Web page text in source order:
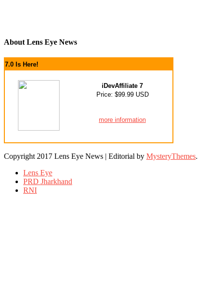
About Lens Eye News
7.0 Is Here!
iDevAffiliate 7
Price: $99.99 USD
more information
Copyright 2017 Lens Eye News | Editorial by MysteryThemes.
Lens Eye
PRD Jharkhand
RNI